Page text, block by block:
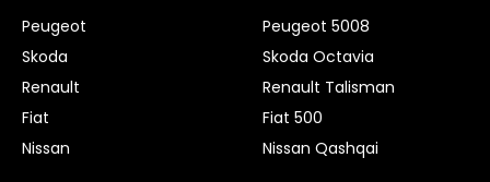
Peugeot
Skoda
Renault
Fiat
Nissan
Peugeot 5008
Skoda Octavia
Renault Talisman
Fiat 500
Nissan Qashqai